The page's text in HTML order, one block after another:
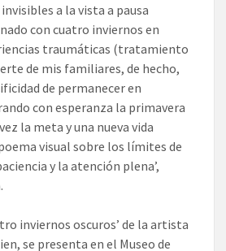
a la vista a pausa
con cuatro inviernos en
traumáticas (tratamiento
de mis familiares, de hecho,
de permanecer en
con esperanza la primavera
la meta y una nueva vida
visual sobre los límites de
y la atención plena’,
inviernos oscuros’ de la artista
se presenta en el Museo de